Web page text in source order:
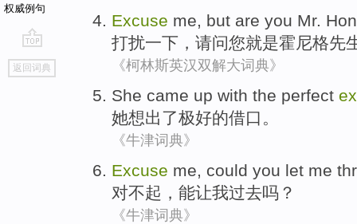
权威例句
go
top
返回词典
Excuse me, but are you Mr.
打扰一下，请问您就是霍尼格先
《柯林斯英汉双解大词典》
She came up with the perfect
她想出了极好的借口 。
《牛津词典》
Excuse me, could you let me
对不起 ， 能让我过去吗？
《牛津词典》